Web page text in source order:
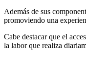
Además de sus
promoviendo una
Cabe destacar que el
la labor que realiza